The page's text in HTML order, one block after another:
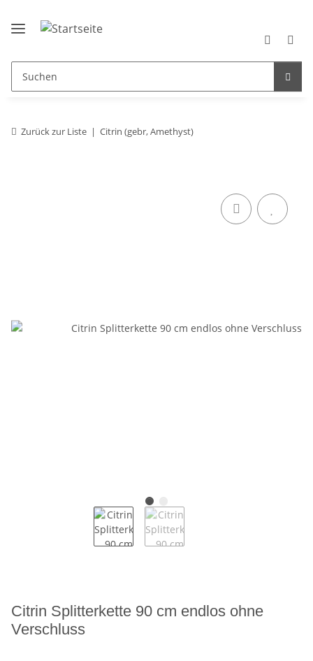
Zurück zur Liste Citrin (gebr, Amethyst)
Citrin Splitterkette 90 cm endlos ohne
Verschluss